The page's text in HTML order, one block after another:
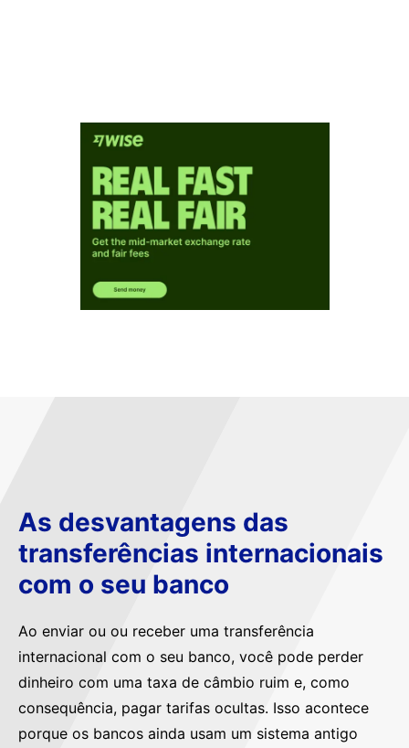
As desvantagens das
transferências internacionais
com o seu banco
Ao enviar ou ou receber uma transferência
internacional com o seu banco, você pode perder
dinheiro com uma taxa de câmbio ruim e, como
consequência, pagar tarifas ocultas. Isso acontece
porque os bancos ainda usam um sistema antigo